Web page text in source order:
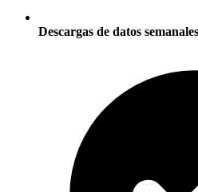
Descargas de datos